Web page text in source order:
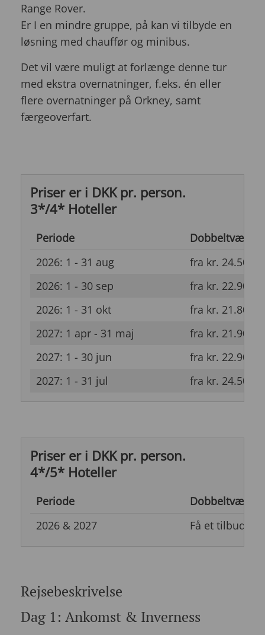
Range Rover.
Er I en mindre gruppe, på kan vi tilbyde en
løsning med chauffør og minibus.
Det vil være muligt at forlænge denne tur
med ekstra overnatninger, f.eks. én eller
flere overnatninger på Orkney, samt
færgeoverfart.
Priser er i DKK pr. person.
3*/4* Hoteller
Periode
2026: 1 - 31 aug
fra kr. 24.500
2026: 1 - 30 sep
fra kr. 22.900
2026: 1 - 31 okt
fra kr. 21.800
2027: 1 apr - 31 maj
fra kr. 21.900
2027: 1 - 30 jun
fra kr. 22.900
2027: 1 - 31 jul
fra kr. 24.500
Priser er i DKK pr. person.
4*/5* Hoteller
Periode
2026 & 2027
Få et tilbud
Rejsebeskrivelse
Dag 1: Ankomst & Inverness